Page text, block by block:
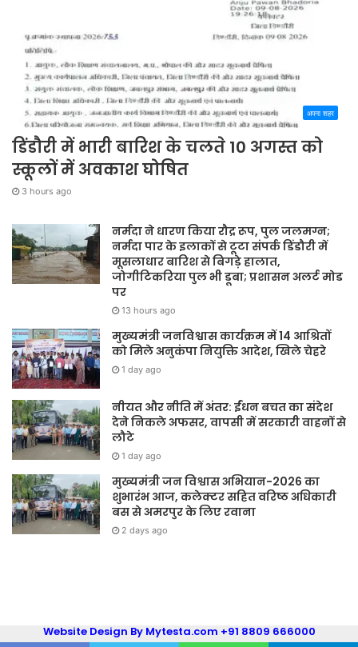
अपना शहर
डिंडौरी में भारी बारिश के चलते 10 अगस्त को
स्कूलों में अवकाश घोषित
3 hours ago
नर्मदा ने धारण किया रौद्र रूप, पुल जलमग्न;
नर्मदा पार के इलाकों से टूटा संपर्क डिंडौरी में
मूसलाधार बारिश से बिगड़े हालात,
जोगीटिकरिया पुल भी डूबा; प्रशासन अलर्ट मोड
पर
13 hours ago
मुख्यमंत्री जनविश्वास कार्यक्रम में 14 आश्रितों
को मिले अनुकंपा नियुक्ति आदेश, खिले चेहरे
1 day ago
नीयत और नीति में अंतर: ईंधन बचत का संदेश
देने निकले अफसर, वापसी में सरकारी वाहनों से
लौटे
1 day ago
मुख्यमंत्री जन विश्वास अभियान-2026 का
शुभारंभ आज, कलेक्टर सहित वरिष्ठ अधिकारी
बस से अमरपुर के लिए रवाना
2 days ago
Website Design By Mytesta.com +91 8809 666000